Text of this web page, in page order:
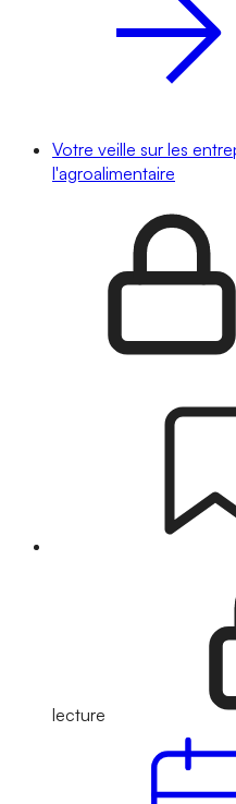
Votre veille sur les
l'agroalimentaire
lecture